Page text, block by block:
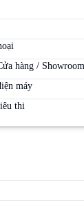
hàng / Showroom
máy
thị
thị
tâm thương mại
máy
tiêu dùng